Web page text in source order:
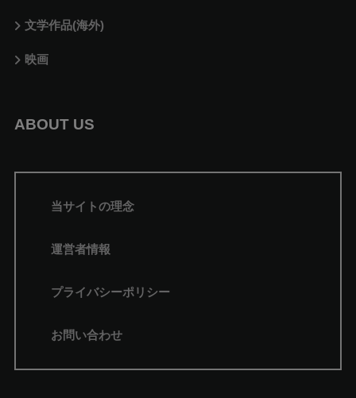
文学作品(海外)
映画
ABOUT US
当サイトの理念
運営者情報
プライバシーポリシー
お問い合わせ